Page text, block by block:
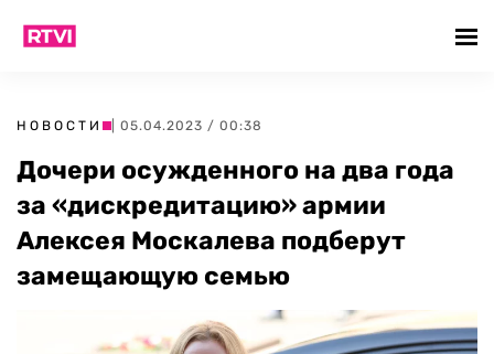
НОВОСТИ | 05.04.2023 / 00:38
Дочери осужденного на два года
за «дискредитацию» армии
Алексея Москалева подберут
замещающую семью